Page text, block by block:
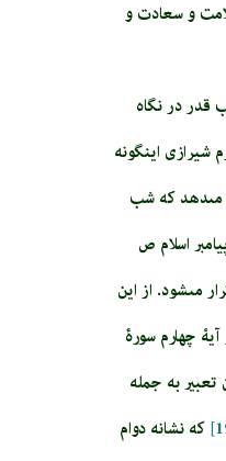
و سعادت و
قدر در نگاه
اینگونه
مى‏دهد كه شب
اسلام ص
مى‏شود. از این
چهارم سورۀ
تعبير به جمله
كه نشانه دوام